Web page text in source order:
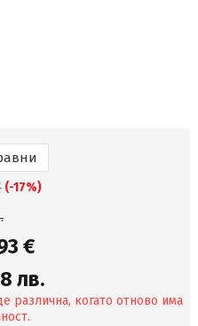
(-17%)
€
лв.
различна, когато отново има